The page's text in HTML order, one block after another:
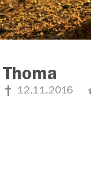
12.11.2016